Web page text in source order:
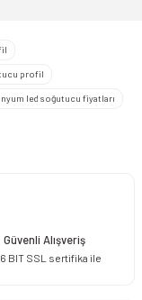
profil
led soğutucu fiyatları
Güvenli Alışveriş
BIT SSL sertifika ile